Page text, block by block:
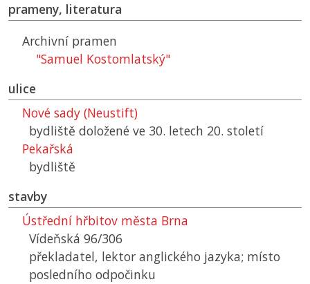
prameny, literatura
Archivní pramen
"Samuel Kostomlatský"
ulice
Nové sady (Neustift)
bydliště doložené ve 30. letech 20. století
Pekařská
bydliště
stavby
Ústřední hřbitov města Brna
Vídeňská 96/306
překladatel, lektor anglického jazyka; místo
posledního odpočinku